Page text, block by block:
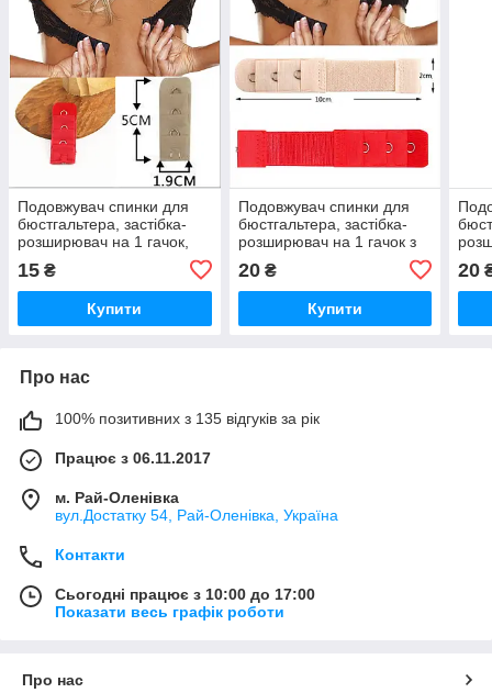
Подовжувач спинки для
бюстгальтера, застібка-
розширювач на 1 гачок,
15 ₴
Купити
Подовжувач спинки для
бюстгальтера, застібка-
розширювач на 1 гачок з
20₴
Купити
20
Про нас
100% позитивних з 135 відгуків за рік
Працює з 06.11.2017
м. Рай-Оленівка
вул.Достатку 54, Рай-Оленівка, Україна
Контакти
Сьогодні працює з 10:00 до 17:00
Показати весь графік роботи
Про нас